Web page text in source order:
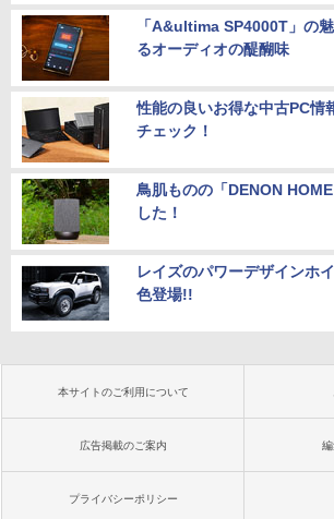
「A&ultima SP4000T」の
るオーディオの醍醐味
性能の良いお得な中古PC情
チェック！
鳥肌ものの「DENON
した！
レイズのパワーデザインホ
色登場!!
本サイトのご利用について
広告掲載のご案内
プライバシーポリシー